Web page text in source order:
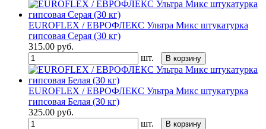
EUROFLEX / ЕВРОФЛЕКС Ультра Микс штукатурка
гипсовая Серая (30 кг)
315.00 руб.
шт.
В корзину
EUROFLEX / ЕВРОФЛЕКС Ультра Микс штукатурка
гипсовая Белая (30 кг)
325.00 руб.
шт.
В корзину